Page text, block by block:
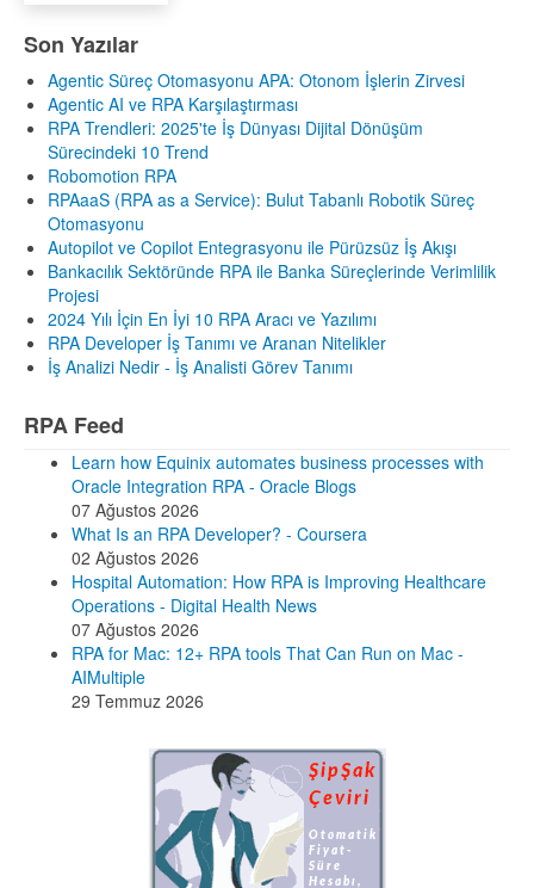
Son Yazılar
Agentic Süreç Otomasyonu APA: Otonom İşlerin Zirvesi
Agentic AI ve RPA Karşılaştırması
RPA Trendleri: 2025'te İş Dünyası Dijital Dönüşüm
Sürecindeki 10 Trend
Robomotion RPA
RPAaaS (RPA as a Service): Bulut Tabanlı Robotik Süreç
Otomasyonu
Autopilot ve Copilot Entegrasyonu ile Pürüzsüz İş Akışı
Bankacılık Sektöründe RPA ile Banka Süreçlerinde Verimlilik
Projesi
2024 Yılı İçin En İyi 10 RPA Aracı ve Yazılımı
RPA Developer İş Tanımı ve Aranan Nitelikler
İş Analizi Nedir - İş Analisti Görev Tanımı
RPA Feed
Learn how Equinix automates business processes with
Oracle Integration RPA - Oracle Blogs
07 Ağustos 2026
What Is an RPA Developer? - Coursera
02 Ağustos 2026
Hospital Automation: How RPA is Improving Healthcare
Operations - Digital Health News
07 Ağustos 2026
RPA for Mac: 12+ RPA tools That Can Run on Mac -
AIMultiple
29 Temmuz 2026